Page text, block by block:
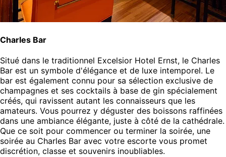
Charles Bar
Situé dans le traditionnel Excelsior Hotel Ernst, le Charles
Bar est un symbole d'élégance et de luxe intemporel. Le
bar est également connu pour sa sélection exclusive de
champagnes et ses cocktails à base de gin spécialement
créés, qui ravissent autant les connaisseurs que les
amateurs. Vous pourrez y déguster des boissons raffinées
dans une ambiance élégante, juste à côté de la cathédrale.
Que ce soit pour commencer ou terminer la soirée, une
soirée au Charles Bar avec votre escorte vous promet
discrétion, classe et souvenirs inoubliables.